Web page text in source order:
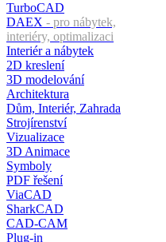
TurboCAD
DAEX - pro nábytek,
interiéry, optimalizaci
Interiér a nábytek
2D kreslení
3D modelování
Architektura
Dům, Interiér, Zahrada
Strojírenství
Vizualizace
3D Animace
Symboly
PDF řešení
ViaCAD
SharkCAD
CAD-CAM
Plug-in